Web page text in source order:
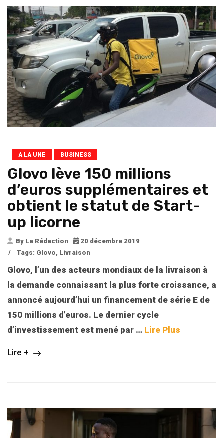
A LA UNE BUSINESS
Glovo lève 150 millions
d’euros supplémentaires et
obtient le statut de Start-
up licorne
By La Rédaction
20 décembre 2019
/
Tags: Glovo, Livraison
Glovo, l’un des acteurs mondiaux de la livraison à
la demande connaissant la plus forte croissance, a
annoncé aujourd’hui un financement de série E de
150 millions d’euros. Le dernier cycle
d’investissement est mené par … Lire Plus
Lire +